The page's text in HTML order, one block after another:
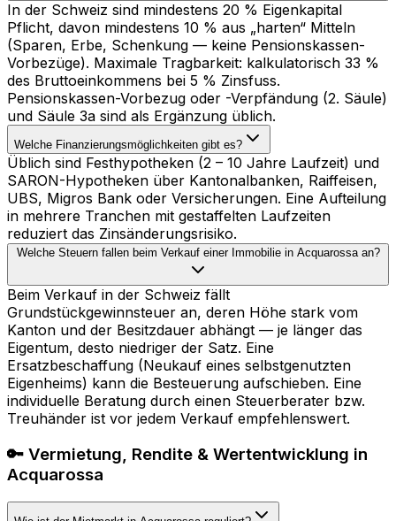
In der Schweiz sind mindestens 20 % Eigenkapital
Pflicht, davon mindestens 10 % aus „harten“ Mitteln
(Sparen, Erbe, Schenkung — keine Pensionskassen-
Vorbezüge). Maximale Tragbarkeit: kalkulatorisch 33 %
des Bruttoeinkommens bei 5 % Zinsfuss.
Pensionskassen-Vorbezug oder -Verpfändung (2. Säule)
und Säule 3a sind als Ergänzung üblich.
Welche Finanzierungsmöglichkeiten gibt es?
Üblich sind Festhypotheken (2 – 10 Jahre Laufzeit) und
SARON-Hypotheken über Kantonalbanken, Raiffeisen,
UBS, Migros Bank oder Versicherungen. Eine Aufteilung
in mehrere Tranchen mit gestaffelten Laufzeiten
reduziert das Zinsänderungsrisiko.
Welche Steuern fallen beim Verkauf einer Immobilie in Acquarossa an?
Beim Verkauf in der Schweiz fällt
Grundstückgewinnsteuer an, deren Höhe stark vom
Kanton und der Besitzdauer abhängt — je länger das
Eigentum, desto niedriger der Satz. Eine
Ersatzbeschaffung (Neukauf eines selbstgenutzten
Eigenheims) kann die Besteuerung aufschieben. Eine
individuelle Beratung durch einen Steuerberater bzw.
Treuhänder ist vor jedem Verkauf empfehlenswert.
🔑 Vermietung, Rendite & Wertentwicklung in
Acquarossa